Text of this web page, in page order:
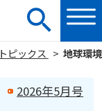
トピックス 地球環
2026年5月号